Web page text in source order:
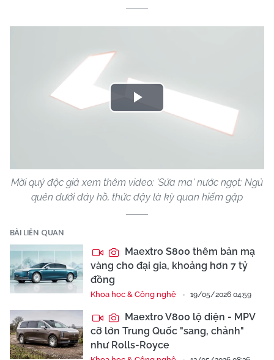
Play
Mời quý độc giả xem thêm video: 'Sứa ma' nước ngọt: Ngủ
quên dưới đáy hồ, thức dậy là kỳ quan hiếm gặp
BÀI LIÊN QUAN
Maextro S800 thêm bản mạ
vàng cho đại gia, khoảng hơn 7 tỷ
đồng
Khoa học & Công nghệ 19/05/2026 04:59
Maextro V800 lộ diện - MPV
cỡ lớn Trung Quốc "sang, chảnh"
như Rolls-Royce